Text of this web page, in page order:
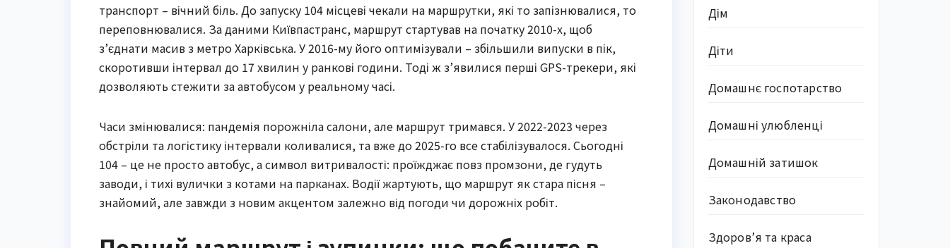
транспорт – вічний біль. До запуску 104 місцеві чекали на маршрутки, які то запізнювалися, то
переповнювалися. За даними Київпастранс, маршрут стартував на початку 2010-х, щоб
з’єднати масив з метро Харківська. У 2016-му його оптимізували – збільшили випуски в пік,
скоротивши інтервал до 17 хвилин у ранкові години. Тоді ж з’явилися перші GPS-трекери, які
дозволяють стежити за автобусом у реальному часі.
Часи змінювалися: пандемія порожніла салони, але маршрут тримався. У 2022-2023 через
обстріли та логістику інтервали коливалися, та вже до 2025-го все стабілізувалося. Сьогодні
104 – це не просто автобус, а символ витривалості: проїжджає повз промзони, де гудуть
заводи, і тихі вулички з котами на парканах. Водії жартують, що маршрут як стара пісня –
знайомий, але завжди з новим акцентом залежно від погоди чи дорожніх робіт.
Дім
Діти
Домашнє госпотарство
Домашні улюбленці
Домашній затишок
Законодавство
Здоров’я та краса